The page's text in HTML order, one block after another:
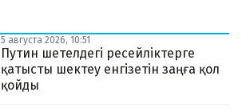
5 августа 2026, 10:51
Путин шетелдегі ресейліктерге
қатысты шектеу енгізетін заңға қол
қойды